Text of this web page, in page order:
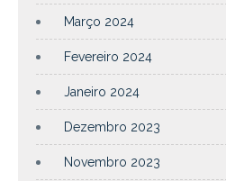
Março 2024
Fevereiro 2024
Janeiro 2024
Dezembro 2023
Novembro 2023